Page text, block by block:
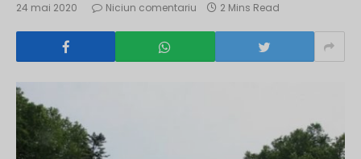
24 mai 2020 Niciun comentariu 2 Mins Read